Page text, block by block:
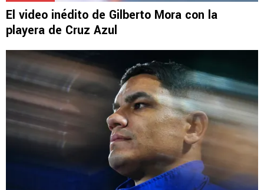
El video inédito de Gilberto Mora con la
playera de Cruz Azul